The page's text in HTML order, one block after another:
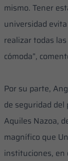
mismo. Tener
universidad
realizar todas
cómoda”,
Por su parte,
de seguridad del
Aquiles Nazoa,
magnífico que
instituciones, en